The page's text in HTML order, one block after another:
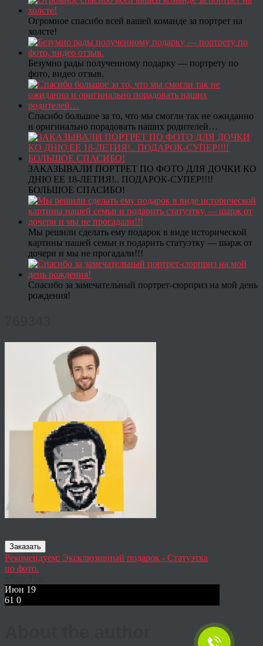
Огромное спасибо всей вашей команде за портрет на
холсте!
Безумно рады полученному подарку — портрету по
фото, видео отзыв.
Спасибо большое за то, что мы смогли так не ожиданно
и оригинально порадовать наших родителей…
ЗАКАЗЫВАЛИ ПОРТРЕТ ПО ФОТО ДЛЯ ДОЧКИ КО
ДНЮ ЕЕ 18-ЛЕТИЯ!.. ПОДАРОК-СУПЕР!!!!
БОЛЬШОЕ СПАСИБО!
Мы решили сделать ему подарок в виде исторической
картины нашей семьи и подарить статуэтку — шарж от
дочери и мы не прогадали!!!
Спасибо за замечательный портрет-сюрприз на мой день
рождения!
Заказать
Рекомендуем: Эксклюзивный подарок - Статуэтка
по фото.
Июн 19
61 0